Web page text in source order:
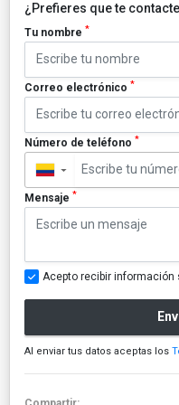
¿Prefieres que te
Tu nombre *
Correo electrónico *
Número de teléfono *
▼
Mensaje *
Acepto recibir
Al enviar tus datos aceptas los